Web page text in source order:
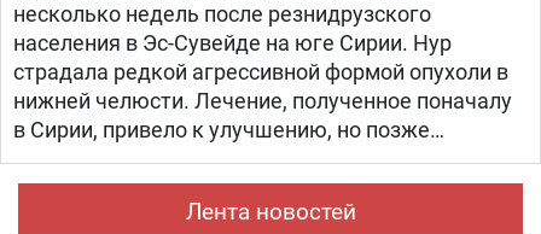
несколько недель после резнидрузского
населения в Эс-Сувейде на юге Сирии. Нур
страдала редкой агрессивной формой опухоли в
нижней челюсти. Лечение, полученное поначалу
в Сирии, привело к улучшению, но позже
произошел рецидив болезни. Нур попала на
лечение в «Шибу» в рамках гуманитарного
проекта «Шевет-ахим» («Кровные братья).
Лента новостей